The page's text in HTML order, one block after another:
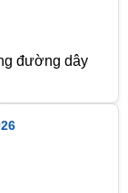
đường dây